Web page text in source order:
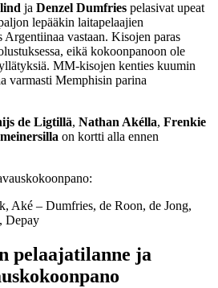
ja Denzel Dumfries pelasivat upeat
lepääkin laitapelaajien
Argentiinaa vastaan. Kisojen paras
eikä kokoonpanoon ole
MM-kisojen kenties kuumin
varmasti Memphisin parina
de Ligtillä, Nathan Akélla, Frenkie
on kortti alla ennen
Aké – Dumfries, de Roon, de Jong,
Depay
ja